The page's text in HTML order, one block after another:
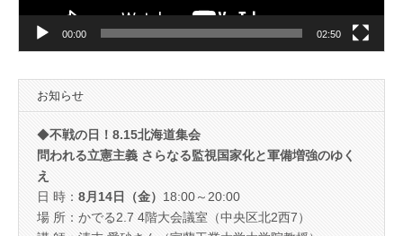
00:00 02:50
お知らせ
◆不戦の日！8.15北海道集会
問われる立憲主義 さらなる監視国家化と軍備増強のゆく
え
日 時： 8月14日（金） 18:00～20:00
場 所：かでる2.7 4階大会議室（中央区北2西7）